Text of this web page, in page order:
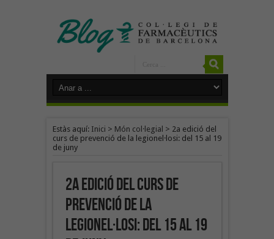
Estàs aquí: Inici > Món col·legial > 2a edició del
curs de prevenció de la legionel·losi: del 15 al 19
de juny
2a edició del curs de
prevenció de la
legionel·losi: del 15 al 19